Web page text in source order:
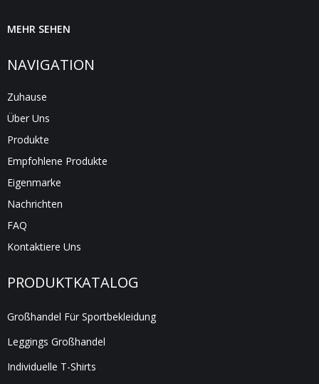
MEHR SEHEN
NAVIGATION
Zuhause
Über Uns
Produkte
Empfohlene Produkte
Eigenmarke
Nachrichten
FAQ
Kontaktiere Uns
PRODUKTKATALOG
Großhandel Für Sportbekleidung
Leggings Großhandel
Individuelle T-Shirts